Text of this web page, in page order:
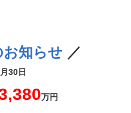
知らせ ／
30日
万円